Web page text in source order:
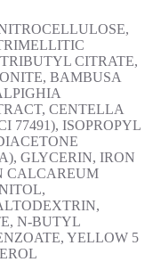
CITRATE,
BAMBUSA
CENTELLA
77491), ISOPROPYL
GLYCERIN, IRON
CALCAREUM
N-BUTYL
YELLOW 5